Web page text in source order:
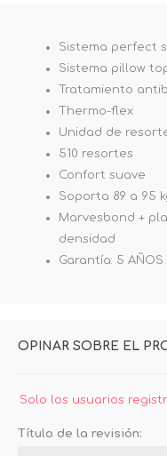
Sistema perfect
Sistema pillow
Tratamiento
Thermo-flex
Unidad de
510 resortes
Confort suave
Soporta 89 a 95
Marvesbond +
densidad
Garantía: 5 AÑOS
OPINAR SOBRE EL
Solo los usuarios
Título de la revisión: